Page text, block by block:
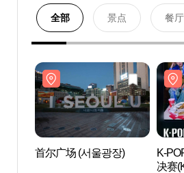
全部 景点 餐厅
首尔广场 (서울광장)
K-
决赛